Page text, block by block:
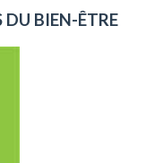
DU BIEN-ÊTRE